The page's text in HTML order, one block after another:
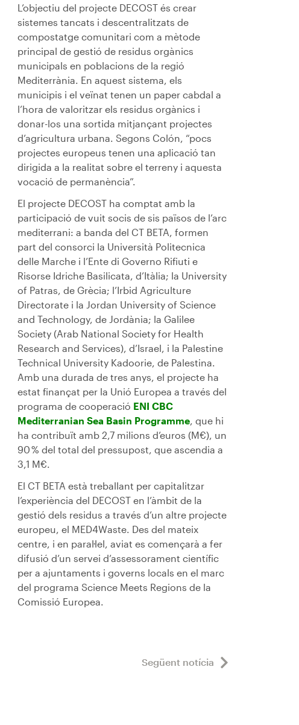
L’objectiu del projecte DECOST és crear
sistemes tancats i descentralitzats de
compostatge comunitari com a mètode
principal de gestió de residus orgànics
municipals en poblacions de la regió
Mediterrània. En aquest sistema, els
municipis i el veïnat tenen un paper cabdal a
l’hora de valoritzar els residus orgànics i
donar-los una sortida mitjançant projectes
d’agricultura urbana. Segons Colón, “pocs
projectes europeus tenen una aplicació tan
dirigida a la realitat sobre el terreny i aquesta
vocació de permanència”.
El projecte DECOST ha comptat amb la
participació de vuit socis de sis països de l’arc
mediterrani: a banda del CT BETA, formen
part del consorci la Università Politecnica
delle Marche i l’Ente di Governo Rifiuti e
Risorse Idriche Basilicata, d’Itàlia; la University
of Patras, de Grècia; l’Irbid Agriculture
Directorate i la Jordan University of Science
and Technology, de Jordània; la Galilee
Society (Arab National Society for Health
Research and Services), d’Israel, i la Palestine
Technical University Kadoorie, de Palestina.
Amb una durada de tres anys, el projecte ha
estat finançat per la Unió Europea a través del
programa de cooperació ENI CBC
Mediterranian Sea Basin Programme, que hi
ha contribuït amb 2,7 milions d’euros (M€), un
90 % del total del pressupost, que ascendia a
3,1 M€.
El CT BETA està treballant per capitalitzar
l’experiència del DECOST en l’àmbit de la
gestió dels residus a través d’un altre projecte
europeu, el MED4Waste. Des del mateix
centre, i en paral·lel, aviat es començarà a fer
difusió d’un servei d’assessorament científic
per a ajuntaments i governs locals en el marc
del programa Science Meets Regions de la
Comissió Europea.
Següent notícia